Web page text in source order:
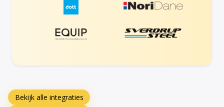
Bekijk alle integraties